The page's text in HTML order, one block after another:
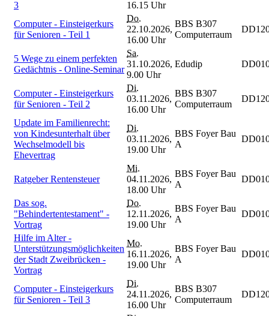
3
16.15 Uhr
Computer - Einsteigerkurs
für Senioren - Teil 1
Do.
22.10.2026,
16.00 Uhr
BBS B307
Computerraum
5 Wege zu einem perfekten
Gedächtnis - Online-Seminar
Sa.
31.10.2026,
9.00 Uhr
Edudip
Computer - Einsteigerkurs
für Senioren - Teil 2
Di.
03.11.2026,
16.00 Uhr
BBS B307
Computerraum
Update im Familienrecht:
von Kindesunterhalt über
Wechselmodell bis
Ehevertrag
Di.
03.11.2026,
19.00 Uhr
BBS Foyer Bau
A
Ratgeber Rentensteuer
Mi.
04.11.2026,
18.00 Uhr
BBS Foyer Bau
A
Das sog.
"Behindertentestament" -
Vortrag
Do.
12.11.2026,
19.00 Uhr
BBS Foyer Bau
A
Hilfe im Alter -
Unterstützungsmöglichkeiten
der Stadt Zweibrücken -
Vortrag
Mo.
16.11.2026,
19.00 Uhr
BBS Foyer Bau
A
Computer - Einsteigerkurs
für Senioren - Teil 3
Di.
24.11.2026,
16.00 Uhr
BBS B307
Computerraum